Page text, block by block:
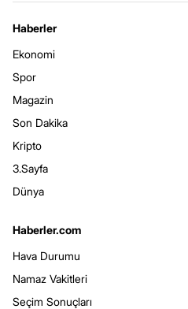
Haberler
Ekonomi
Spor
Magazin
Son Dakika
Kripto
3.Sayfa
Dünya
Haberler.com
Hava Durumu
Namaz Vakitleri
Seçim Sonuçları